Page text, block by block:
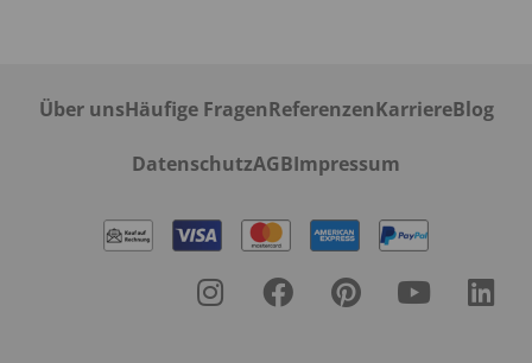
Über unsHäufige FragenReferenzenKarriereBlog
DatenschutzAGBImpressum